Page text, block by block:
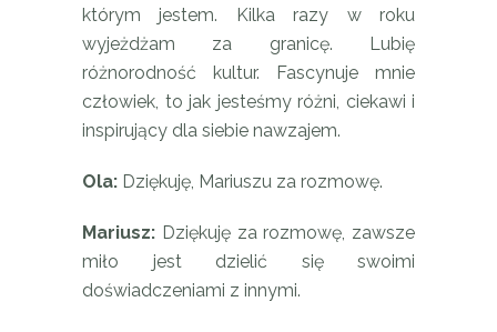
którym jestem. Kilka razy w roku
wyjeżdżam za granicę. Lubię
różnorodność kultur. Fascynuje mnie
człowiek, to jak jesteśmy różni, ciekawi i
inspirujący dla siebie nawzajem.
Ola: Dziękuję, Mariuszu za rozmowę.
Mariusz: Dziękuję za rozmowę, zawsze
miło jest dzielić się swoimi
doświadczeniami z innymi.